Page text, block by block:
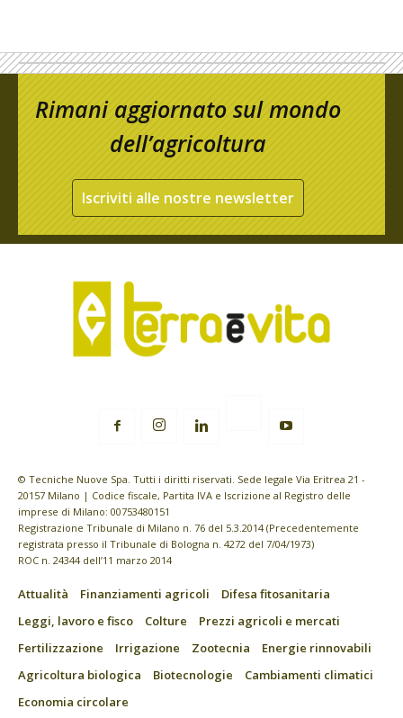
Rimani aggiornato sul mondo
dell’agricoltura
Iscriviti alle nostre newsletter
© Tecniche Nuove Spa. Tutti i diritti riservati. Sede legale Via Eritrea 21 -
20157 Milano | Codice fiscale, Partita IVA e Iscrizione al Registro delle
imprese di Milano: 00753480151
Registrazione Tribunale di Milano n. 76 del 5.3.2014 (Precedentemente
registrata presso il Tribunale di Bologna n. 4272 del 7/04/1973)
ROC n. 24344 dell’11 marzo 2014
Attualità Finanziamenti agricoli
Difesa fitosanitaria
Leggi, lavoro e fisco
Colture
Prezzi agricoli e mercati
Fertilizzazione
Irrigazione Zootecnia
Energie rinnovabili
Agricoltura biologica
Biotecnologie
Cambiamenti climatici
Economia circolare